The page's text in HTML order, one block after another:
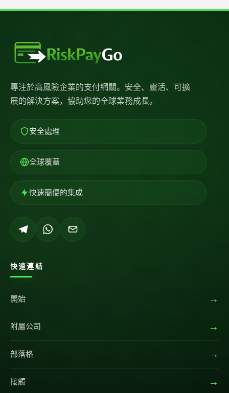
專注於高風險企業的支付網關。安全、靈活、可擴
展的解決方案，協助您的全球業務成長。
安全處理
全球覆蓋
快速簡便的集成
快速連結
開始 →
附屬公司 →
部落格 →
接觸 →